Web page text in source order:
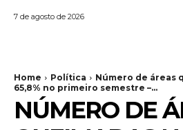
7 de agosto de 2026